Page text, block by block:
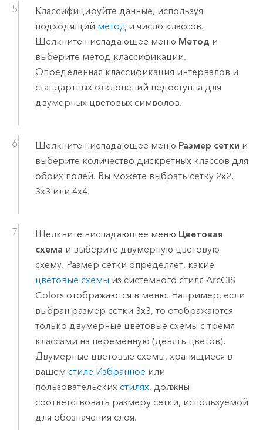
Классифицируйте данные, используя
подходящий метод и число классов.
Щелкните ниспадающее меню Метод и
выберите метод классификации.
Определенная классификация интервалов и
стандартных отклонений недоступна для
двумерных цветовых символов.
Щелкните ниспадающее меню Размер сетки и
выберите количество дискретных классов для
обоих полей. Вы можете выбрать сетку 2x2,
3x3 или 4x4.
Щелкните ниспадающее меню Цветовая
схема и выберите двумерную цветовую
схему. Размер сетки определяет, какие
цветовые схемы из системного стиля ArcGIS
Colors отображаются в меню. Например, если
выбран размер сетки 3x3, то отображаются
только двумерные цветовые схемы с тремя
классами на переменную (девять цветов).
Двумерные цветовые схемы, хранящиеся в
вашем стиле Избранное или
пользовательских стилях, должны
соответствовать размеру сетки, используемой
для обозначения слоя.